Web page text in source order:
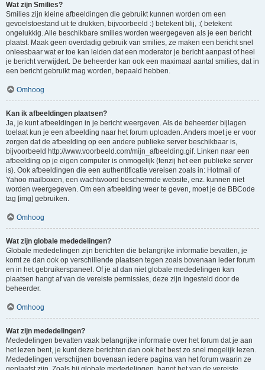
Wat zijn Smilies?
Smilies zijn kleine afbeeldingen die gebruikt kunnen worden om een
gevoelstoestand uit te drukken, bijvoorbeeld :) betekent blij, :( betekent
ongelukkig. Alle beschikbare smilies worden weergegeven als je een bericht
plaatst. Maak geen overdadig gebruik van smilies, ze maken een bericht snel
onleesbaar wat er toe kan leiden dat een moderator je bericht aanpast of heel
je bericht verwijdert. De beheerder kan ook een maximaal aantal smilies, dat in
een bericht gebruikt mag worden, bepaald hebben.
Omhoog
Kan ik afbeeldingen plaatsen?
Ja, je kunt afbeeldingen in je bericht weergeven. Als de beheerder bijlagen
toelaat kun je een afbeelding naar het forum uploaden. Anders moet je er voor
zorgen dat de afbeelding op een andere publieke server beschikbaar is,
bijvoorbeeld http://www.voorbeeld.com/mijn_afbeelding.gif. Linken naar een
afbeelding op je eigen computer is onmogelijk (tenzij het een publieke server
is). Ook afbeeldingen die een authentificatie vereisen zoals in: Hotmail of
Yahoo mailboxen, een wachtwoord beschermde website, enz. kunnen niet
worden weergegeven. Om een afbeelding weer te geven, moet je de BBCode
tag [img] gebruiken.
Omhoog
Wat zijn globale mededelingen?
Globale mededelingen zijn berichten die belangrijke informatie bevatten, je
komt ze dan ook op verschillende plaatsen tegen zoals bovenaan ieder forum
en in het gebruikerspaneel. Of je al dan niet globale mededelingen kan
plaatsen hangt af van de vereiste permissies, deze zijn ingesteld door de
beheerder.
Omhoog
Wat zijn mededelingen?
Mededelingen bevatten vaak belangrijke informatie over het forum dat je aan
het lezen bent, je kunt deze berichten dan ook het best zo snel mogelijk lezen.
Mededelingen verschijnen bovenaan iedere pagina van het forum waarin ze